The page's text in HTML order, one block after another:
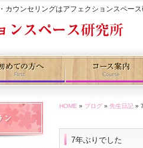
カウンセリングはアフェクションスペー
HOME » ブログ » 先生日記 »
7年ぶりでした